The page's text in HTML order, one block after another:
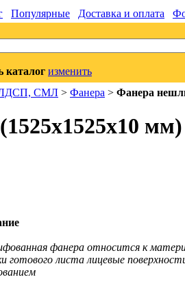
Популярные Доставка и оплата
каталог изменить
ЛДСП, СМЛ > Фанера > Фанера
мм)
фанера относится к
готового листа лицевые